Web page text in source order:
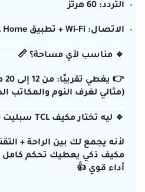
التردد: 60 هرتز
الاتصال: Wi-Fi + تطبيق TCL Home
🔹 مناسب لأي مساحة؟ 📏
👉 يغطي تقريبًا: من 12 إلى 20 متر مربع
(مثالي لغرف النوم والمكاتب
🔹 ليه تختار مكيف TCL سبليت 12000 بارد حار؟ 🤔
لأنه يجمع لك بين الراحة +
مكيف ذكي يعطيك تحكم كامل
أداء قوي 👍